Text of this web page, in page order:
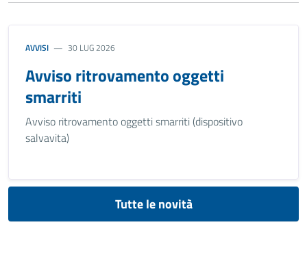
AVVISI 30 LUG 2026
Avviso ritrovamento oggetti
smarriti
Avviso ritrovamento oggetti smarriti (dispositivo
salvavita)
Tutte le novità